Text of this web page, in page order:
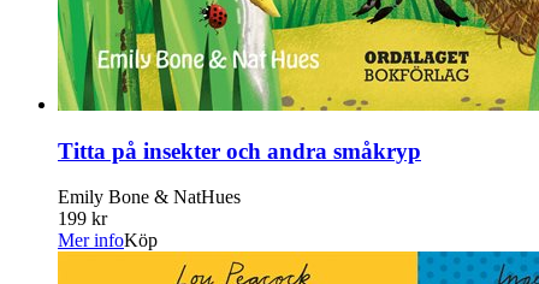
Titta på insekter och andra småkryp
Emily Bone & NatHues
199 kr
Mer infoKöp